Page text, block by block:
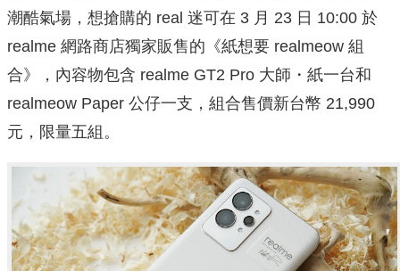
潮酷氣場，想搶購的 real 迷可在 3 月 23 日 10:00 於
realme 網路商店獨家販售的《紙想要 realmeow 組
合》，內容物包含 realme GT2 Pro 大師・紙一台和
realmeow Paper 公仔一支，組合售價新台幣 21,990
元，限量五組。